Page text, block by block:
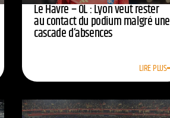
Le Havre – OL : Lyon veut rester
au contact du podium malgré une
cascade d’absences
LIRE PLUS